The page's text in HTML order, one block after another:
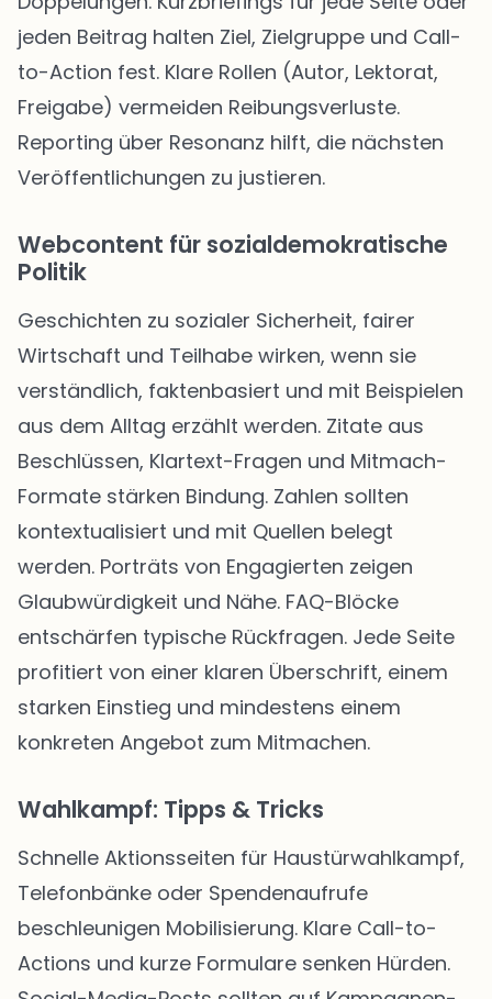
jeden Beitrag halten Ziel, Zielgruppe und Call-
to-Action fest. Klare Rollen (Autor, Lektorat,
Freigabe) vermeiden Reibungsverluste.
Reporting über Resonanz hilft, die nächsten
Veröffentlichungen zu justieren.
Webcontent für sozialdemokratische
Politik
Geschichten zu sozialer Sicherheit, fairer
Wirtschaft und Teilhabe wirken, wenn sie
verständlich, faktenbasiert und mit Beispielen
aus dem Alltag erzählt werden. Zitate aus
Beschlüssen, Klartext-Fragen und Mitmach-
Formate stärken Bindung. Zahlen sollten
kontextualisiert und mit Quellen belegt
werden. Porträts von Engagierten zeigen
Glaubwürdigkeit und Nähe. FAQ-Blöcke
entschärfen typische Rückfragen. Jede Seite
profitiert von einer klaren Überschrift, einem
starken Einstieg und mindestens einem
konkreten Angebot zum Mitmachen.
Wahlkampf: Tipps & Tricks
Schnelle Aktionsseiten für Haustürwahlkampf,
Telefonbänke oder Spendenaufrufe
beschleunigen Mobilisierung. Klare Call-to-
Actions und kurze Formulare senken Hürden.